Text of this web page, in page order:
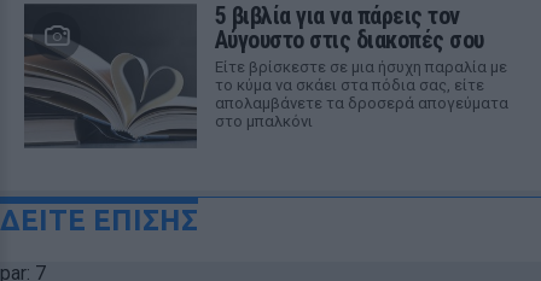
5 βιβλία για να πάρεις τον
Αύγουστο στις διακοπές σου
Είτε βρίσκεστε σε μια ήσυχη παραλία με
το κύμα να σκάει στα πόδια σας, είτε
απολαμβάνετε τα δροσερά απογεύματα
στο μπαλκόνι
ΔΕΙΤΕ ΕΠΙΣΗΣ
par: 7